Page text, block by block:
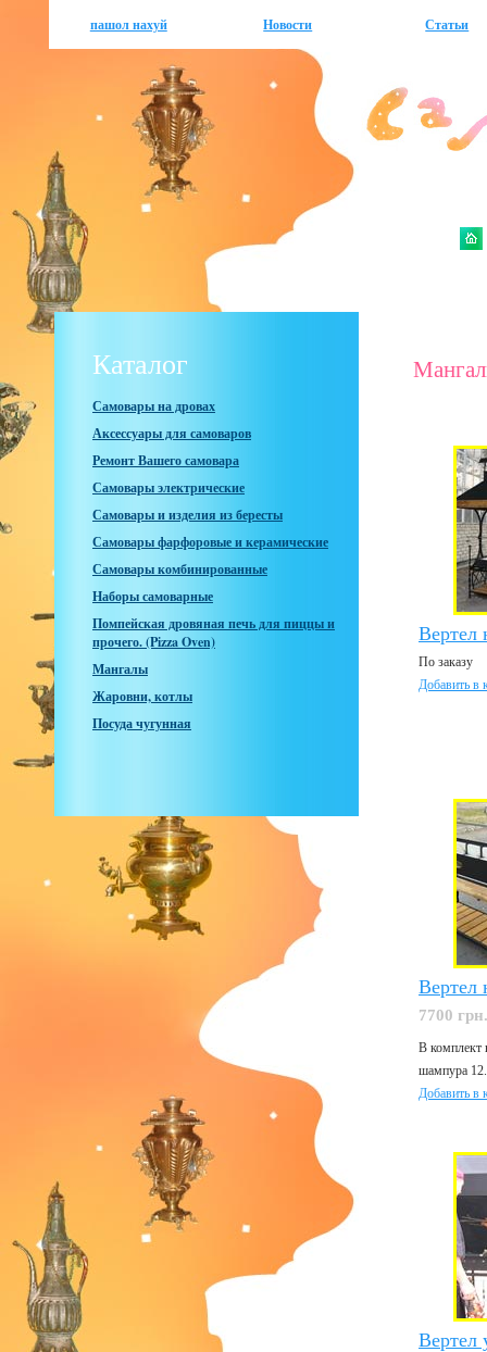
пашол нахуй Новости Статьи
Каталог
Самовары на дровах
Аксессуары для самоваров
Ремонт Вашего самовара
Самовары электрические
Самовары и изделия из бересты
Самовары фарфоровые и керамические
Самовары комбинированные
Наборы самоварные
Помпейская дровяная печь для пиццы и
прочего. (Pizza Oven)
Мангалы
Жаровни, котлы
Посуда чугунная
Вертел
По заказу
Добавить в
Вертел
7700 грн.
В комплект
шампура
Добавить в
Вертел